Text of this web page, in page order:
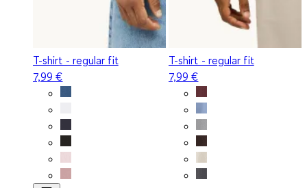
T-shirt - regular fit
7,99 €
T-shirt - regular fit
7,99 €